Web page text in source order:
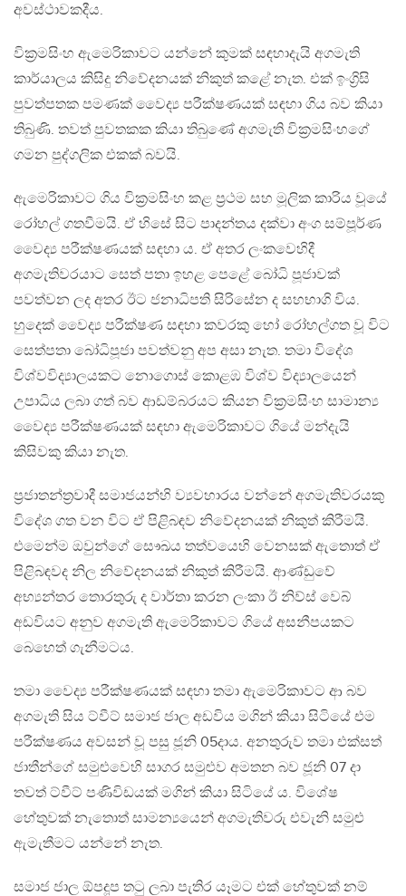
අවස්ථාවකදීය.
වික්‍රමසිංහ ඇමෙරිකාවට යන්නේ කුමක් සඳහාදැයි අගමැති
කාර්යාලය කිසිදු නිවේදනයක් නිකුත් කළේ නැත. එක් ඉංග්‍රිසි
පුවත්පතක පමණක් වෛද්‍ය පරීක්ෂණයක් සඳහා ගිය බව කියා
තිබුණි. තවත් පුවතකක කියා තිබුණේ අගමැති වික්‍රමසිංහගේ
ගමන පුද්ගලික එකක් බවයි.
ඇමෙරිකාවට ගිය වික්‍රමසිංහ කළ ප්‍රථම සහ මූලික කාරිය වූයේ
රෝහල් ගතවීමයි. ඒ හිසේ සිට පාදන්තය දක්වා අංග සම්පූර්ණ
වෛද්‍ය පරීක්ෂණයක් සඳහා ය. ඒ අතර ලංකවෙහිදී
අගමැතිවරයාට සෙත් පතා ඉහළ පෙළේ බෝධි පූජාවක්
පවත්වන ලද අතර ඊට ජනාධිපති සිරිසේන ද සහභාගි විය.
හුදෙක් වෛද්‍ය පරීක්ෂණ සඳහා කවරකු හෝ රෝහල්ගත වූ විට
සෙත්පතා බෝධිපූජා පවත්වනු අප අසා නැත. තමා විදේශ
විශ්වවිද්‍යාලයකට නොගොස් කොළඹ විශ්ව විද්‍යාලයෙන්
උපාධිය ලබා ගත් බව ආඩම්බරයට කියන වික්‍රමසිංහ සාමාන්‍ය
වෛද්‍ය පරීක්ෂණයක් සඳහා ඇමෙරිකාවට ගියේ මන්දැයි
කිසිවකු කියා නැත.
ප්‍රජාතන්ත්‍රවාදී සමාජයන්හි ව්‍යවහාරය වන්නේ අගමැතිවරයකු
විදේශ ගත වන විට ඒ පිළිබඳව නිවේදනයක් නිකුත් කිරීමයි.
එමෙන්ම ඔවුන්ගේ සෞඛය තත්වයෙහි වෙනසක් ඇතොත් ඒ
පිළිබඳවද නිල නිවේදනයක් නිකුත් කිරීමයි. ආණ්ඩුවේ
අභ්‍යන්තර තොරතුරු ද වාර්තා කරන ලංකා ඊ නිව්ස් වෙබ්
අඩවියට අනුව අගමැති ඇමෙරිකාවට ගියේ අසනීපයකට
බෙහෙත් ගැනීමටය.
තමා වෛද්‍ය පරීක්ෂණයක් සඳහා තමා ඇමෙරිකාවට ආ බව
අගමැති සිය ට්වීට් සමාජ ජාල අඩවිය මගින් කියා සිටියේ එම
පරීක්ෂණය අවසන් වූ පසු ජූනි 05දාය. අනතුරුව තමා එක්සත්
ජාතීන්ගේ සමුළුවෙහි සාගර සමුළුව අමතන බව ජූනි 07 දා
තවත් ට්වීට් පණිවිඩයක් මගින් කියා සිටියේ ය. විශේෂ
හේතුවක් නැතොත් සාමන්‍යයෙන් අගමැතිවරු එවැනි සමුළු
ඇමැතීමට යන්නේ නැත.
සමාජ ජාල ඕපදූප තටු ලබා පැතිර යෑමට එක් හේතුවක් නම්